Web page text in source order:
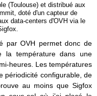
(Toulouse) et distribué aux
doté d'un capteur de
data-centers d'OVH via le
par OVH permet donc de
la température dans une
heures. Les températures
périodicité configurable, de
au moins que Sigfox